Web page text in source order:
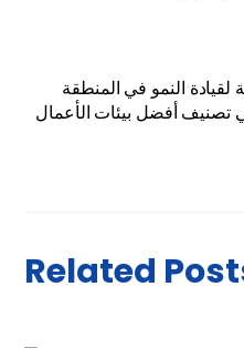
لقيادة النمو في المنطقة
60 مرتبة في تصنيف أفضل بيئات الأعمال
Related